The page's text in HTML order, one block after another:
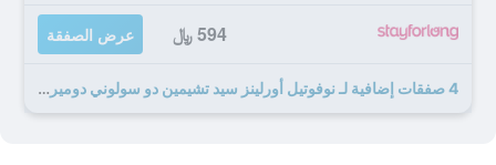
594 ﷼ عرض الصفقة
4 صفقات إضافية لـ نوفوتيل أورلينز سيد تشيمين دو سولوني دومير دو كامباني